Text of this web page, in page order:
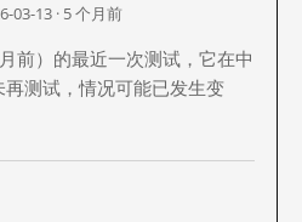
03-13 · 5 个月前
前）的最近一次测试，它在中
测试，情况可能已发生变